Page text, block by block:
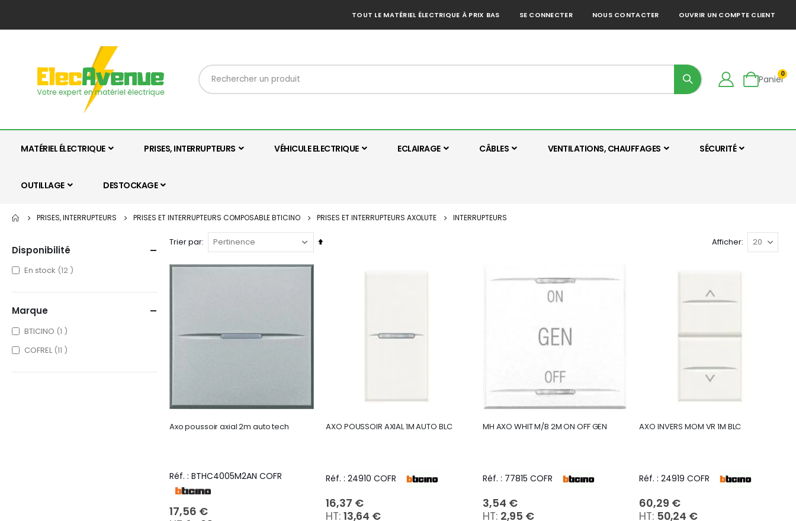
TOUT LE MATÉRIEL ÉLECTRIQUE À PRIX BAS SE CONNECTER NOUS CONTACTER OUVRIR UN COMPTE CLIENT
Panier
0
MATÉRIEL ÉLECTRIQUE PRISES, INTERRUPTEURS VÉHICULE ELECTRIQUE ECLAIRAGE CÂBLES VENTILATIONS, CHAUFFAGES SÉCURITÉ
OUTILLAGE DESTOCKAGE
PRISES, INTERRUPTEURS PRISES ET INTERRUPTEURS COMPOSABLE BTICINO PRISES ET INTERRUPTEURS AXOLUTE INTERRUPTEURS
Trier par
Par
décroissant
Afficher
Axo poussoir axial 2m auto tech
Réf. : BTHC4005M2AN COFR
17,56 €
AXO POUSSOIR AXIAL 1M AUTO BLC
Réf. : 24910 COFR
16,37 €
13,64 €
MH AXO WHIT M/B 2M ON OFF GEN
Réf. : 77815 COFR
3,54 €
2,95 €
AXO INVERS MOM VR 1M BLC
Réf. : 24919 COFR
60,29 €
50,24 €
Disponibilité
En stock 12 items
Marque
BTICINO 1 item
COFREL 11 items